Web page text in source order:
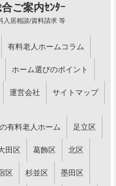
ご案内ｾﾝﾀｰ
入居相談/資料請求 等
有料老人ホームコラム
ホーム選びのポイント
運営会社 サイトマップ
有料老人ホーム 足立区
田区 葛飾区 北区
区 杉並区 墨田区